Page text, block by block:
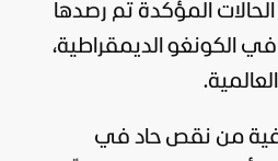
المؤكدة تم رصدها
الكونغو الديمقراطية،
من نقص حاد في